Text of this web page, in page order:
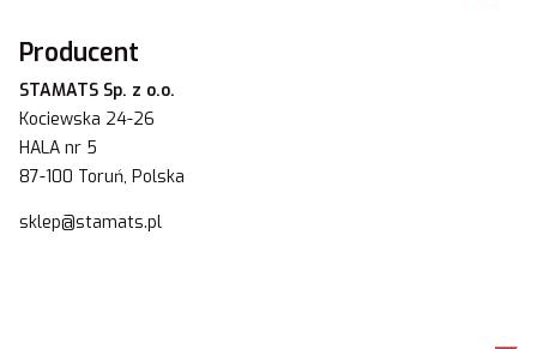
Producent
STAMATS Sp. z o.o.
Kociewska 24-26
HALA nr 5
87-100 Toruń, Polska
sklep@stamats.pl